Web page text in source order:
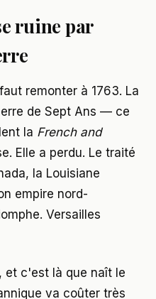
ruine par
remonter à 1763. La
de Sept Ans — ce
la French and
Elle a perdu. Le traité
la Louisiane
empire nord-
Versailles
et c'est là que naît le
va coûter très